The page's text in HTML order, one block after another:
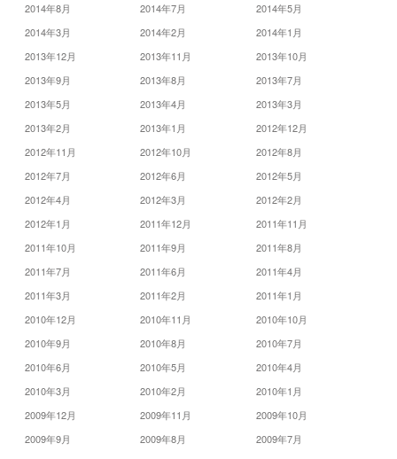
2014年8月
2014年7月
2014年5月
2014年3月
2014年2月
2014年1月
2013年12月
2013年11月
2013年10月
2013年9月
2013年8月
2013年7月
2013年5月
2013年4月
2013年3月
2013年2月
2013年1月
2012年12月
2012年11月
2012年10月
2012年8月
2012年7月
2012年6月
2012年5月
2012年4月
2012年3月
2012年2月
2012年1月
2011年12月
2011年11月
2011年10月
2011年9月
2011年8月
2011年7月
2011年6月
2011年4月
2011年3月
2011年2月
2011年1月
2010年12月
2010年11月
2010年10月
2010年9月
2010年8月
2010年7月
2010年6月
2010年5月
2010年4月
2010年3月
2010年2月
2010年1月
2009年12月
2009年11月
2009年10月
2009年9月
2009年8月
2009年7月